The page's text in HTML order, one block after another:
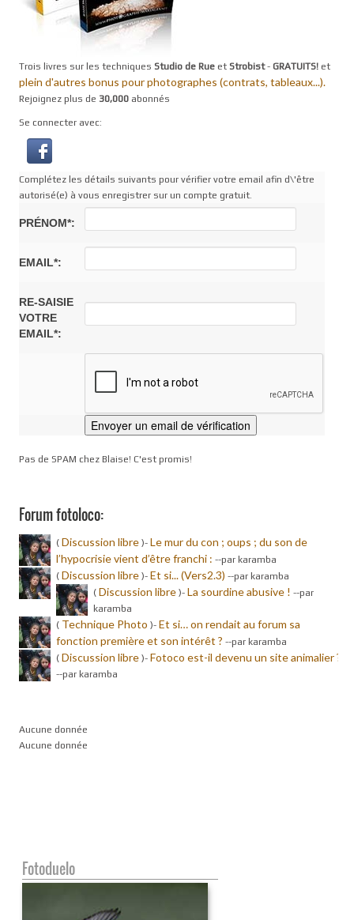
Trois livres sur les techniques Studio de Rue et Strobist- GRATUITS! et
plein d'autres bonus pour photographes (contrats, tableaux...).
Rejoignez plus de 30,000 abonnés
Se connecter avec:
Complétez les détails suivants pour vérifier votre email afin d\'être
autorisé(e) à vous enregistrer sur un compte gratuit.
PRÉNOM*:
EMAIL*:
RE-SAISIE
VOTRE
EMAIL*:
Pas de SPAM chez Blaise! C'est promis!
Forum fotoloco:
( Discussion libre )- Le mur du con ; oups ; du son de
l’hypocrisie vient d’être franchi : --par karamba
( Discussion libre )- Et si... (Vers2.3) --par karamba
( Discussion libre )- La sourdine abusive ! --par
karamba
( Technique Photo )- Et si… on rendait au forum sa
fonction première et son intérêt ? --par karamba
( Discussion libre )- Fotoco est-il devenu un site animalier ?
--par karamba
Aucune donnée
Aucune donnée
Fotoduelo